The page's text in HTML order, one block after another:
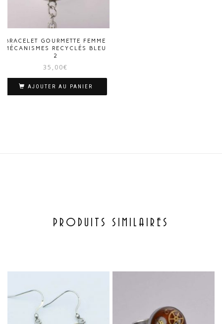
BRACELET GOURMETTE FEMME
MÉCANISMES RECYCLÉS BLEU
2
35,00€
AJOUTER AU PANIER
PRODUITS SIMILAIRES